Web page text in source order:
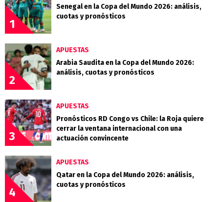
1
Senegal en la Copa del Mundo 2026: análisis,
cuotas y pronósticos
2
APUESTAS
Arabia Saudita en la Copa del Mundo 2026:
análisis, cuotas y pronósticos
3
APUESTAS
Pronósticos RD Congo vs Chile: la Roja quiere
cerrar la ventana internacional con una
actuación convincente
4
APUESTAS
Qatar en la Copa del Mundo 2026: análisis,
cuotas y pronósticos